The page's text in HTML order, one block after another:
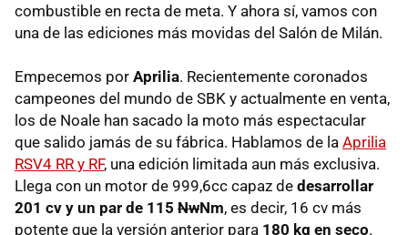
combustible en recta de meta. Y ahora sí, vamos con
una de las ediciones más movidas del Salón de Milán.
Empecemos por Aprilia. Recientemente coronados
campeones del mundo de SBK y actualmente en venta,
los de Noale han sacado la moto más espectacular
que salido jamás de su fábrica. Hablamos de la Aprilia
RSV4 RR y RF, una edición limitada aun más exclusiva.
Llega con un motor de 999,6cc capaz de desarrollar
201 cv y un par de 115 NwNm, es decir, 16 cv más
potente que la versión anterior para 180 kg en seco.